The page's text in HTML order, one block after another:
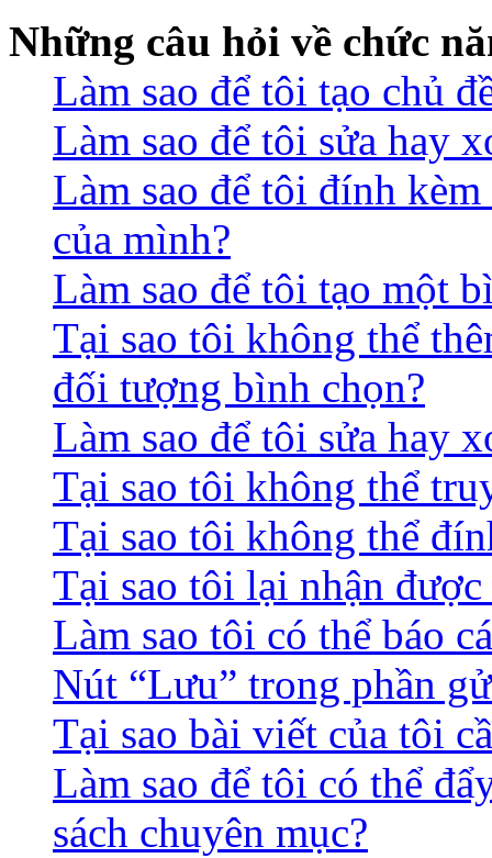
Những câu hỏi về chức
Làm sao để tôi tạo chủ
Làm sao để tôi sửa hay
Làm sao để tôi đính
của mình?
Làm sao để tôi tạo một
Tại sao tôi không thể
đối tượng bình chọn?
Làm sao để tôi sửa hay
Tại sao tôi không thể
Tại sao tôi không thể
Tại sao tôi lại nhận được
Làm sao tôi có thể báo
Nút “Lưu” trong phần
Tại sao bài viết của tôi
Làm sao để tôi có thể
sách chuyên mục?